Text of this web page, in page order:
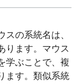
の系統名は、
ります。マウス
学ぶことで、複
ます。類似系統